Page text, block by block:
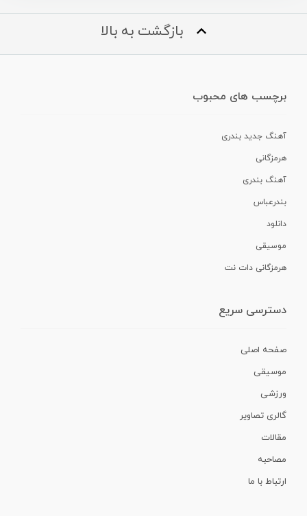
بازگشت به بالا
برچسب های محبوب
آهنگ جدید بندری
هرمزگانی
آهنگ بندری
بندرعباس
دانلود
موسیقی
هرمزگانی دات نت
دسترسی سریع
صفحه اصلی
موسیقی
ورزشی
گالری تصاویر
مقالات
مصاحبه
ارتباط با ما